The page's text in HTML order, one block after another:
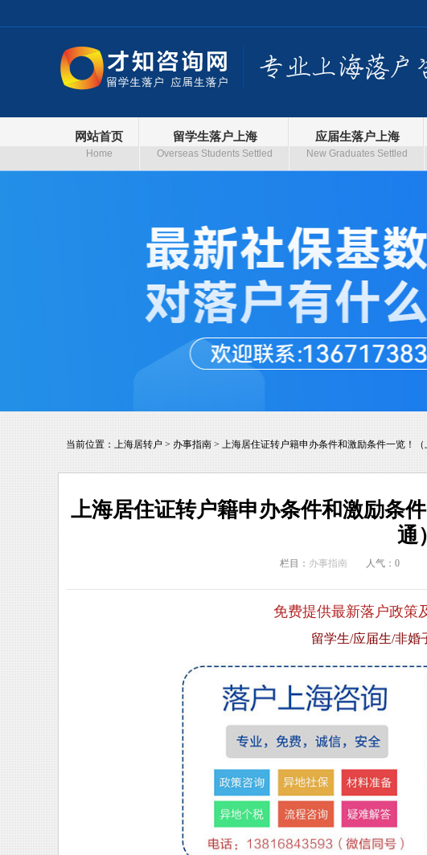
网站首页
Home
留学生落户上海
Overseas Students Settled
应届生落户上海
New Graduates Settled
当前位置： 上海居转户 > 办事指南 > 上海居住证转户籍申办条件和激励条件一览！（
上海居住证转户籍申办条件和激励条
通）
栏目： 办事指南 人气： 0
免费提供最新落户政策
留学生/应届生/非婚